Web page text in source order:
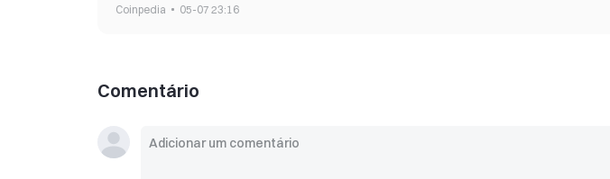
Coinpedia 05-07 23:16
Comentário